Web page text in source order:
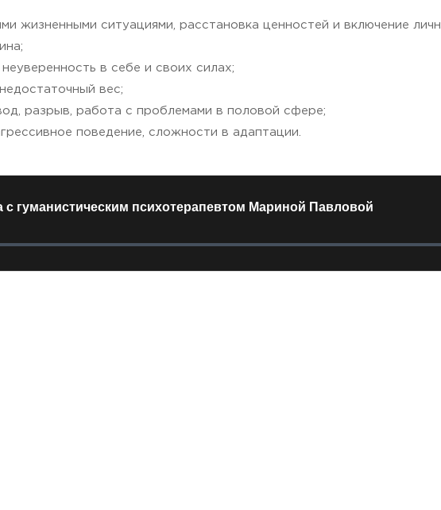
жизненными ситуациями, расстановка ценностей и включение
в себе и своих силах;
вес;
разрыв, работа с проблемами в половой сфере;
поведение, сложности в адаптации.